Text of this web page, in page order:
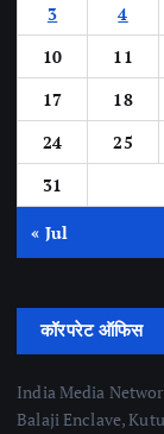
3
4
10
11
17
18
24
25
31
« Jul
कॉरपरेट ऑफिस
India Media
Balaji Enclave,